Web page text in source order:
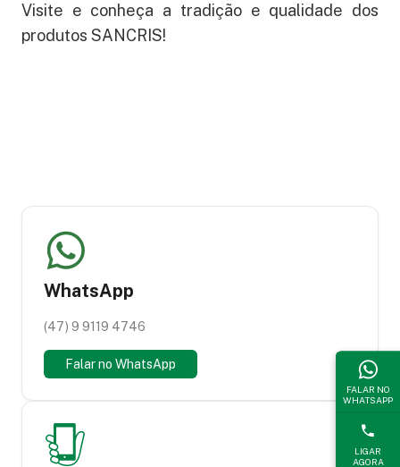
Visite e conheça a tradição e qualidade dos
produtos SANCRIS!
WhatsApp
(47) 9 9119 4746
Falar no WhatsApp
FALAR NO
WHATSAPP
LIGAR
AGORA